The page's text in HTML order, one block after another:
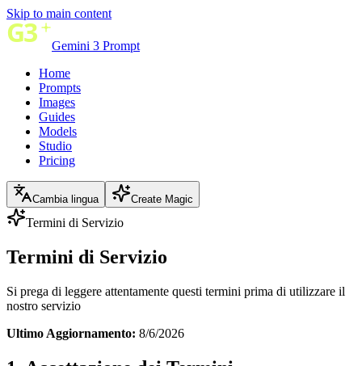
Skip to main content
Gemini 3 Prompt
Home
Prompts
Images
Guides
Models
Studio
Pricing
Cambia lingua Create Magic
Termini di Servizio
Termini di Servizio
Si prega di leggere attentamente questi termini prima di utilizzare il
nostro servizio
Ultimo Aggiornamento: 8/6/2026